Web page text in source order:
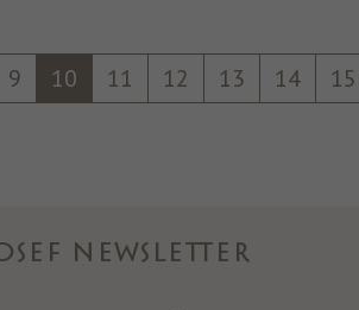
9 10 11 12 13 14 15
NEWSLETTER